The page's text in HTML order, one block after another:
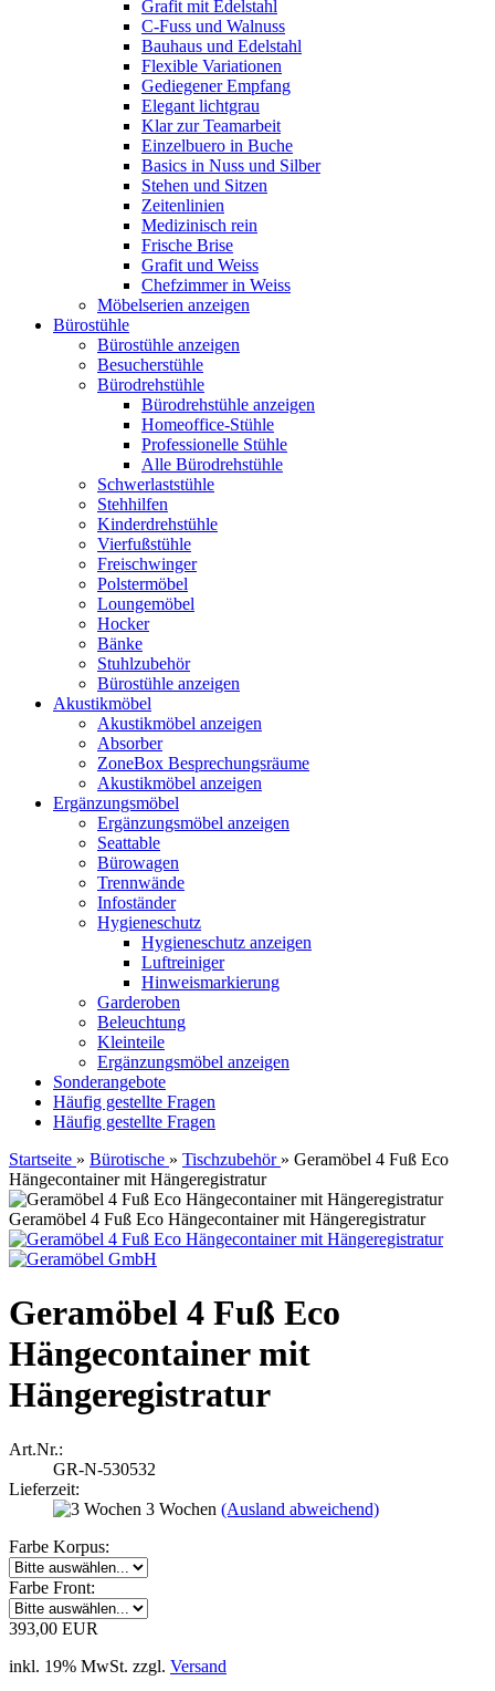
Grafit mit Edelstahl
C-Fuss und Walnuss
Bauhaus und Edelstahl
Flexible Variationen
Gediegener Empfang
Elegant lichtgrau
Klar zur Teamarbeit
Einzelbuero in Buche
Basics in Nuss und Silber
Stehen und Sitzen
Zeitenlinien
Medizinisch rein
Frische Brise
Grafit und Weiss
Chefzimmer in Weiss
Möbelserien anzeigen
Bürostühle
Bürostühle anzeigen
Besucherstühle
Bürodrehstühle
Bürodrehstühle anzeigen
Homeoffice-Stühle
Professionelle Stühle
Alle Bürodrehstühle
Schwerlaststühle
Stehhilfen
Kinderdrehstühle
Vierfußstühle
Freischwinger
Polstermöbel
Loungemöbel
Hocker
Bänke
Stuhlzubehör
Bürostühle anzeigen
Akustikmöbel
Akustikmöbel anzeigen
Absorber
ZoneBox Besprechungsräume
Akustikmöbel anzeigen
Ergänzungsmöbel
Ergänzungsmöbel anzeigen
Seattable
Bürowagen
Trennwände
Infoständer
Hygieneschutz
Hygieneschutz anzeigen
Luftreiniger
Hinweismarkierung
Garderoben
Beleuchtung
Kleinteile
Ergänzungsmöbel anzeigen
Sonderangebote
Häufig gestellte Fragen
Häufig gestellte Fragen
Startseite » Bürotische » Tischzubehör » Geramöbel 4 Fuß Eco
Hängecontainer mit Hängeregistratur
Geramöbel 4 Fuß Eco Hängecontainer mit Hängeregistratur
Geramöbel 4 Fuß Eco
Hängecontainer mit
Hängeregistratur
Art.Nr.:
GR-N-530532
Lieferzeit:
3 Wochen (Ausland abweichend)
Farbe Korpus:
Farbe Front:
393,00 EUR
inkl. 19% MwSt. zzgl. Versand